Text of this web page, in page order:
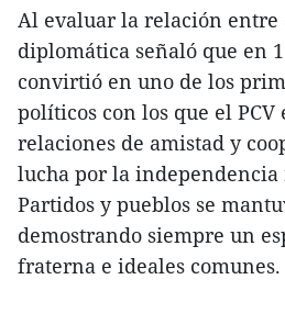
Al evaluar la relación entre
diplomática señaló que en
convirtió en uno de los
políticos con los que el PCV
relaciones de amistad y
lucha por la independencia
Partidos y pueblos se
demostrando siempre un
fraterna e ideales comunes.